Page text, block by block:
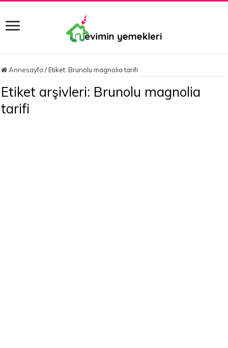
Annesayfa / Etiket:Brunolu magnolia tarifi
Etiket arşivleri: Brunolu magnolia
tarifi